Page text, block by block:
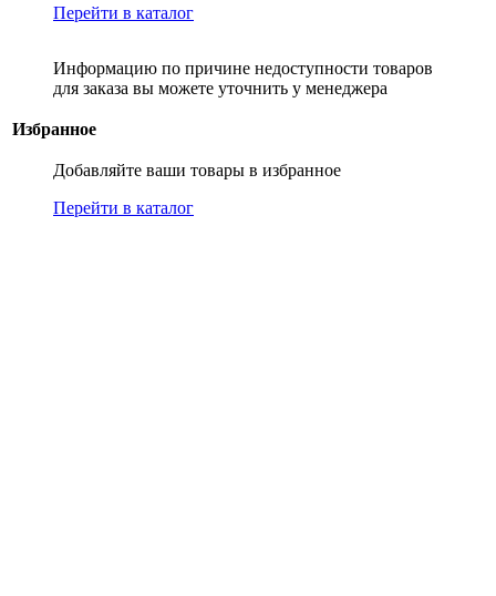
Перейти в каталог
Информацию по причине недоступности товаров
для заказа вы можете уточнить у менеджера
Избранное
Добавляйте ваши товары в избранное
Перейти в каталог